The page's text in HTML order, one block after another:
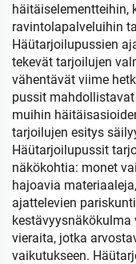
häitäiselementteihin,
ravintolapalveluihin
Häütarjoilupussien
tekevät tarjoilujen
vähentävät viime
pussit
muihin
tarjoilujen esitys
Häütarjoilupussit
näkökohtia: monet
hajoavia
ajattelevien
vieraita, jotka
vaikutukseen.